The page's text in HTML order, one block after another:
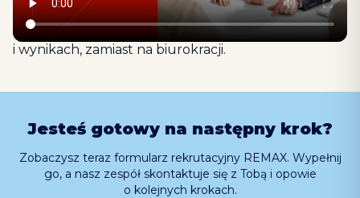
wsparciu marketingowym i technologicznym. Dzięki
temu nasi agenci skupiają się na klientach
i wynikach, zamiast na biurokracji.
Jesteś gotowy na następny krok?
Zobaczysz teraz formularz rekrutacyjny REMAX. Wypełnij
go, a nasz zespół skontaktuje się z Tobą i opowie
o kolejnych krokach.